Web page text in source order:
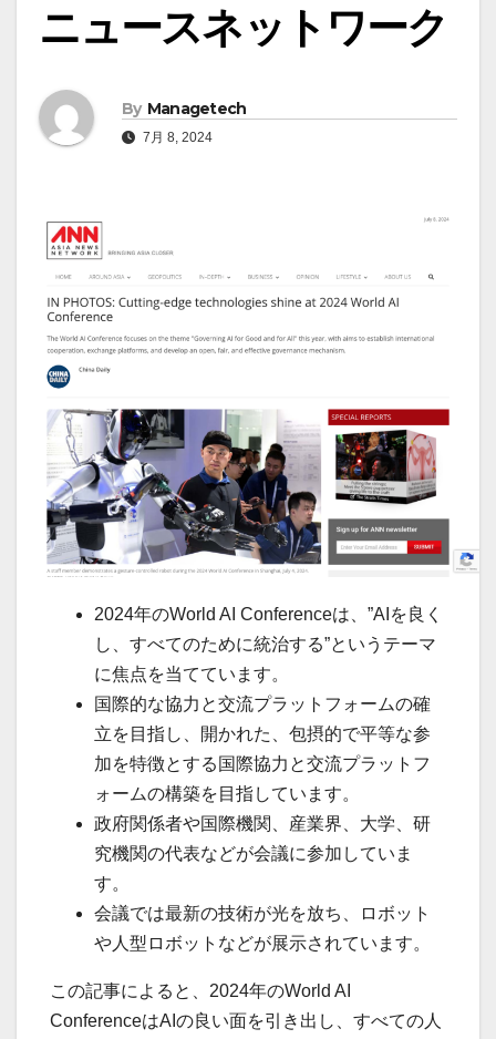
ニュースネットワーク
By Managetech
7月 8, 2024
2024年のWorld AI Conferenceは、”AIを良く
し、すべてのために統治する”というテーマ
に焦点を当てています。
国際的な協力と交流プラットフォームの確
立を目指し、開かれた、包摂的で平等な参
加を特徴とする国際協力と交流プラットフ
ォームの構築を目指しています。
政府関係者や国際機関、産業界、大学、研
究機関の代表などが会議に参加していま
す。
会議では最新の技術が光を放ち、ロボット
や人型ロボットなどが展示されています。
この記事によると、2024年のWorld AI
ConferenceはAIの良い面を引き出し、すべての人